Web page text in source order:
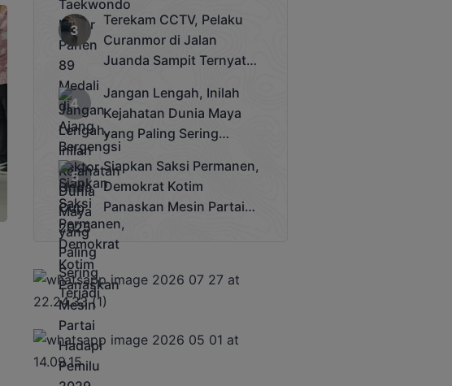
Bergengsi Rektor Unda
Cup 2025
Terekam CCTV, Pelaku
Curanmor di Jalan
Juanda Sampit Ternyata
Jangan Lengah, Inilah
Kejahatan Dunia Maya
yang Paling Sering
Terjadi
Siapkan Saksi Permanen,
Demokrat Kotim
Panaskan Mesin Partai
Hadapi Pemilu 2029